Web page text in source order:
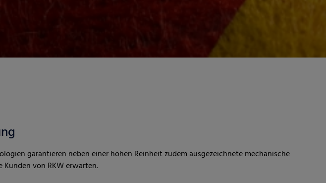
garantieren neben einer hohen Reinheit zudem ausgezeichnete mechanische
Kunden von RKW erwarten.